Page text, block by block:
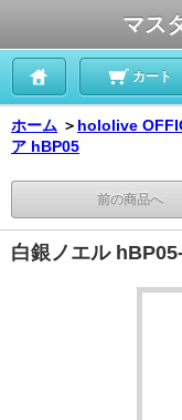
マス
カート
ホーム ＞ hololive
ア hBP05
前の商品へ
白銀ノエル